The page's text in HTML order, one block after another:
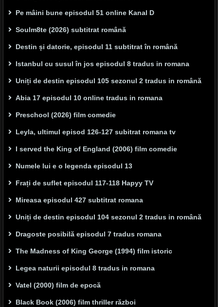
Pe mâini bune episodul 51 online Kanal D
Soulm8te (2026) subtitrat română
Destin și datorie, episodul 11 subtitrat în română
Istanbul cu susul în jos episodul 8 tradus in romana
Uniți de destin episodul 105 sezonul 2 tradus in română
Abia 17 episodul 10 online tradus in romana
Preschool (2026) film comedie
Leyla, ultimul episod 126-127 subitrat romana tv
I served the King of England (2006) film comedie
Numele lui e o legenda episodul 13
Frați de suflet episodul 117-118 Hapyy TV
Mireasa episodul 427 subtitrat romana
Uniți de destin episodul 104 sezonul 2 tradus in română
Dragoste posibilă episodul 7 tradus romana
The Madness of King George (1994) film istoric
Legea naturii episodul 8 tradus in romana
Vatel (2000) film de epocă
Black Book (2006) film thriller război